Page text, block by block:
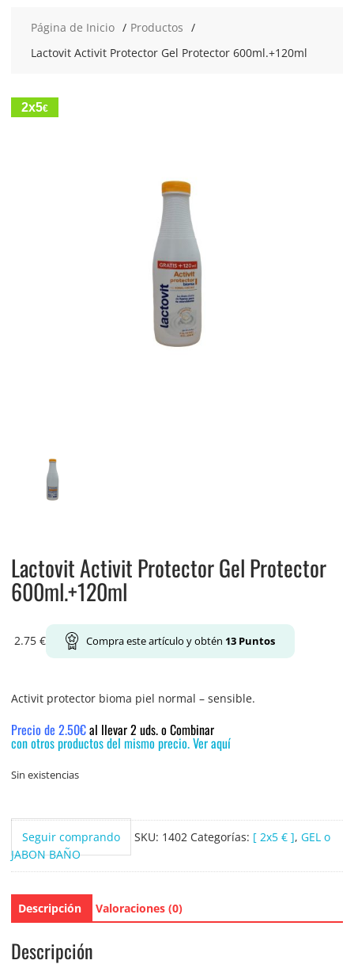
Página de Inicio
Productos
Lactovit Activit Protector Gel Protector 600ml.+120ml
2x5€
Lactovit Activit Protector Gel Protector
600ml.+120ml
2.75 € Compra este artículo y obtén 13Puntos
Activit protector bioma piel normal – sensible.
Precio de 2.50€al llevar 2 uds. o Combinar
con otros productos del mismo precio. Ver aquí
Sin existencias
Seguir comprando SKU: 1402 Categorías: [ 2x5 € ], GEL o
JABON BAÑO
Descripción Valoraciones (0)
Descripción